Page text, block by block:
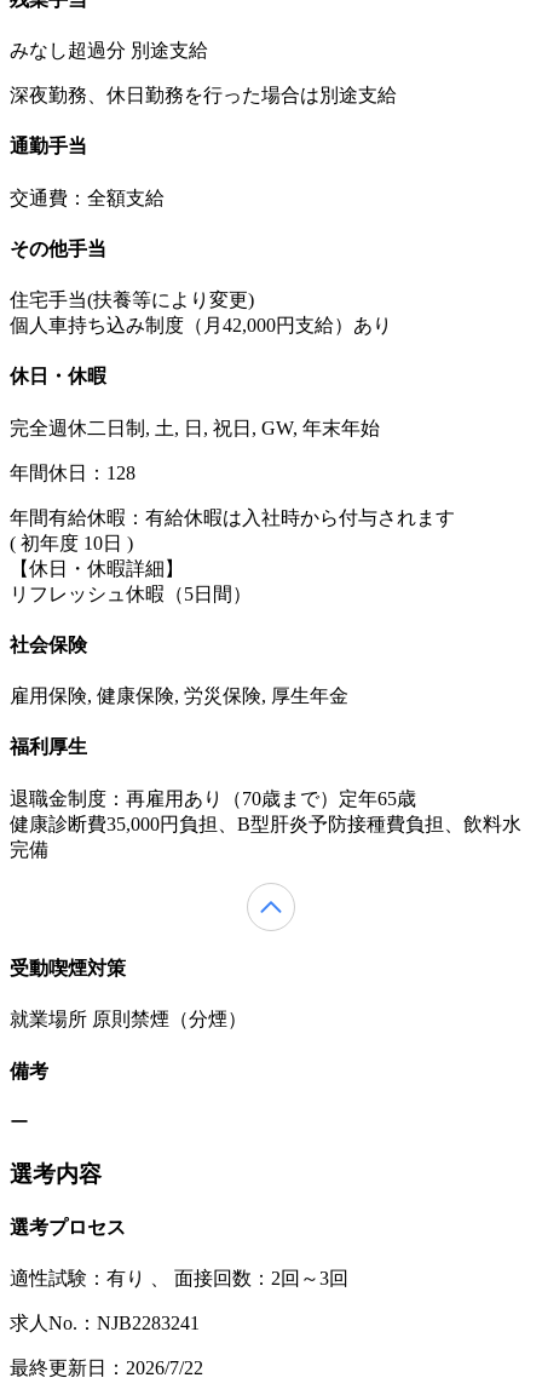
みなし超過分 別途支給
深夜勤務、休日勤務を行った場合は別途支給
通勤手当
交通費：全額支給
その他手当
住宅手当(扶養等により変更)
個人車持ち込み制度（月42,000円支給）あり
休日・休暇
完全週休二日制, 土, 日, 祝日, GW, 年末年始
年間休日：128
年間有給休暇：有給休暇は入社時から付与されます
( 初年度 10日 )
【休日・休暇詳細】
リフレッシュ休暇（5日間）
社会保険
雇用保険, 健康保険, 労災保険, 厚生年金
福利厚生
退職金制度：再雇用あり（70歳まで）定年65歳
健康診断費35,000円負担、B型肝炎予防接種費負担、飲料水
完備
受動喫煙対策
就業場所 原則禁煙（分煙）
備考
ー
選考内容
選考プロセス
適性試験： 有り 面接回数：2回～3回
求人No.：NJB2283241
最終更新日：2026/7/22